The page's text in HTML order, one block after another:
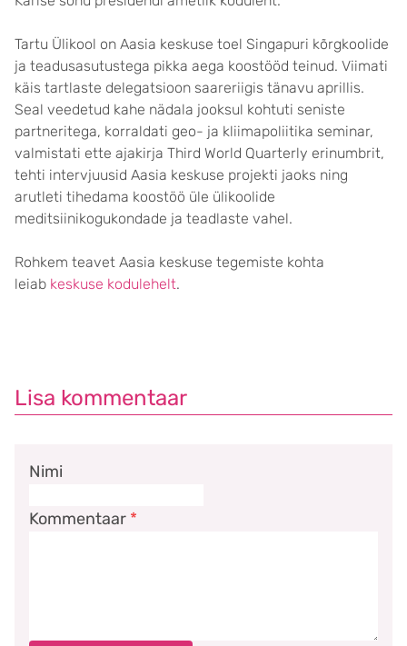
Tartu Ülikool on Aasia keskuse toel Singapuri kõrgkoolide
ja teadusasutustega pikka aega koostööd teinud. Viimati
käis tartlaste delegatsioon saareriigis tänavu aprillis.
Seal veedetud kahe nädala jooksul kohtuti seniste
partneritega, korraldati geo- ja kliimapoliitika seminar,
valmistati ette ajakirja Third World Quarterly erinumbrit,
tehti intervjuusid Aasia keskuse projekti jaoks ning
arutleti tihedama koostöö üle ülikoolide
meditsiinikogukondade ja teadlaste vahel.
Rohkem teavet Aasia keskuse tegemiste kohta
leiab keskuse kodulehelt.
Lisa kommentaar
Kommentaar *
Nimi